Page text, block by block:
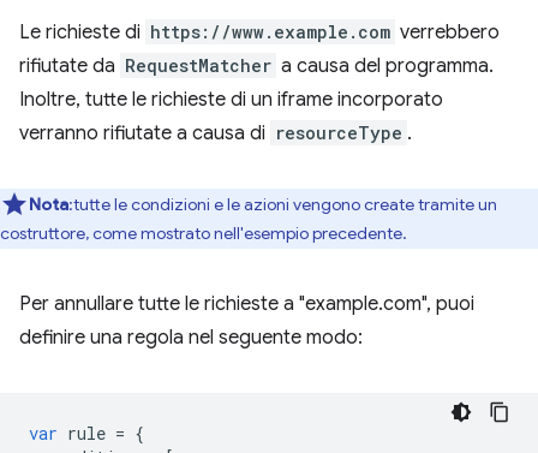
Le richieste di https://www.example.com verrebbero
rifiutate da RequestMatcher a causa del programma.
Inoltre, tutte le richieste di un iframe incorporato
verranno rifiutate a causa di resourceType .
Nota:tutte le condizioni e le azioni vengono create tramite un
costruttore, come mostrato nell'esempio precedente.
Per annullare tutte le richieste a "example.com", puoi
definire una regola nel seguente modo:
var rule = {